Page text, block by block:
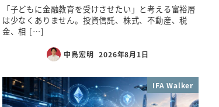
「子どもに金融教育を受けさせたい」と考える富裕層
は少なくありません。投資信託、株式、不動産、税
金、相 […]
中島宏明 2026年8月1日
IFA Walker